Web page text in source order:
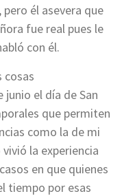
él asevera que
fue real pues le
con él.
cosas
el día de San
que permiten
como la de mi
la experiencia
en que quienes
tiempo por esas